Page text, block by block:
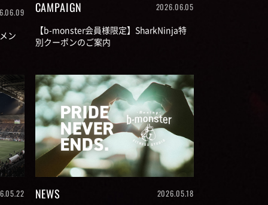
ン
CAMPAIGN 2026.06.05
【b-monster会員様限定】SharkNinja特
別クーポンのご案内
NEWS 2026.05.18